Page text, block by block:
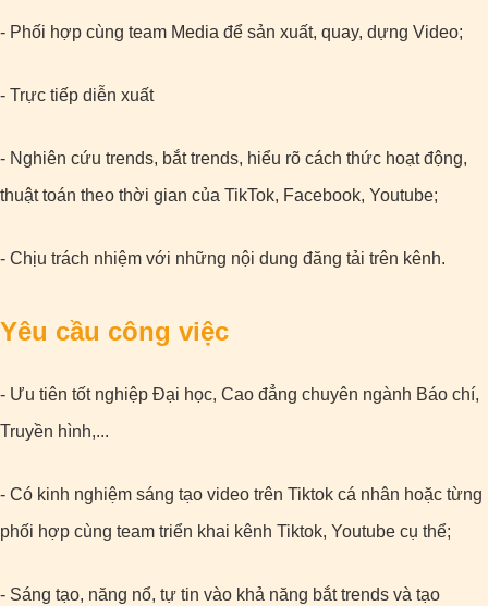
- Phối hợp cùng team Media để sản xuất, quay, dựng Video;
- Trực tiếp diễn xuất
- Nghiên cứu trends, bắt trends, hiểu rõ cách thức hoạt động,
thuật toán theo thời gian của TikTok, Facebook, Youtube;
- Chịu trách nhiệm với những nội dung đăng tải trên kênh.
Yêu cầu công việc
- Ưu tiên tốt nghiệp Đại học, Cao đẳng chuyên ngành Báo chí,
Truyền hình,...
- Có kinh nghiệm sáng tạo video trên Tiktok cá nhân hoặc từng
phối hợp cùng team triển khai kênh Tiktok, Youtube cụ thể;
- Sáng tạo, năng nổ, tự tin vào khả năng bắt trends và tạo